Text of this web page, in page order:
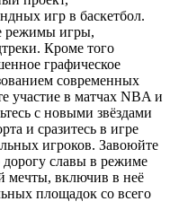
игр в баскетбол.
режимы игры,
Кроме того
графическое
современных
участие в матчах NBA и
с новыми звёздами
и сразитесь в игре
игроков. Завоюйте
славы в режиме
мечты, включив в неё
площадок со всего